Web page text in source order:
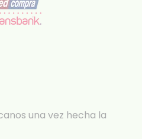
una vez hecha la